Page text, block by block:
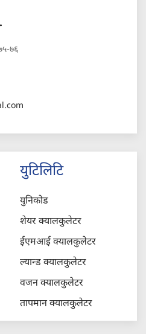
७६
युटिलिटि
युनिकोड
शेयर क्यालकुलेटर
ईएमआई क्यालकुलेटर
ल्यान्ड क्यालकुलेटर
वजन क्यालकुलेटर
तापमान क्यालकुलेटर